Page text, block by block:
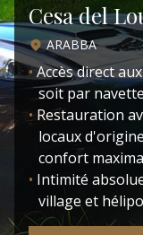
Cesa del
ARABBA
Accès direct
soit par
Restauration
locaux
confort
Intimité
village et